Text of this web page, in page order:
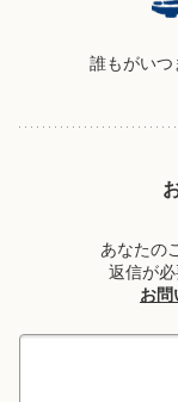
誰もがいつ
あなたの
返信が
お